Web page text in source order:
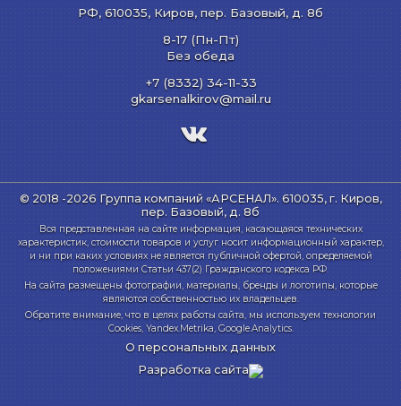
РФ, 610035, Киров, пер. Базовый, д. 8б
8-17 (Пн-Пт)
Без обеда
+7 (8332) 34-11-33
gkarsenalkirov@mail.ru
© 2018 -2026 Группа компаний «АРСЕНАЛ». 610035, г. Киров,
пер. Базовый, д. 8б
Вся представленная на сайте информация, касающаяся технических
характеристик, стоимости товаров и услуг носит информационный характер,
и ни при каких условиях не является публичной офертой, определяемой
положениями Статьи 437(2) Гражданского кодекса РФ.
На сайта размещены фотографии, материалы, бренды и логотипы, которые
являются собственностью их владельцев.
Обратите внимание, что в целях работы сайта, мы используем технологии
Cookies, Yandex.Metrika, Google.Analytics.
О персональных данных
Разработка сайта